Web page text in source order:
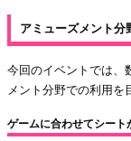
アミューズメント分
今回のイベントでは、
メント分野での利用を
ゲームに合わせてシート